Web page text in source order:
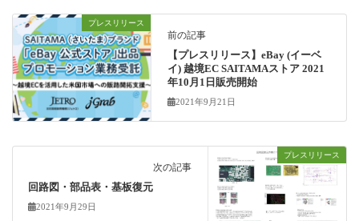
プレスリリース
前の記事
【プレスリリース】eBay (イーベ
イ) 越境EC SAITAMAストア 2021
年10月1日販売開始
2021年9月21日
プレスリリース
次の記事
回路図・部品表・基板復元
2021年9月29日